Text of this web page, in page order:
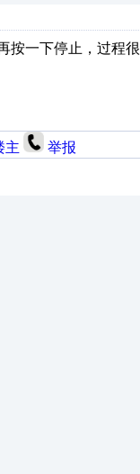
按一下停止，过程
主 举报